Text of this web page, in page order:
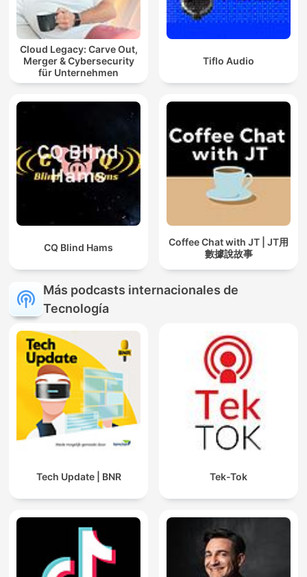
Cloud Legacy: Carve Out,
Merger & Cybersecurity
für Unternehmen
Tiflo Audio
CQ Blind Hams
Coffee Chat with JT | JT用
數據說故事
Más podcasts internacionales de
Tecnología
Tech Update | BNR Tek-Tok